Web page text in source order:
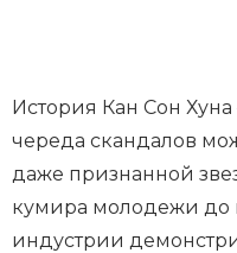
История Кан Сон
череда скандалов
даже признанной
кумира молодежи до
индустрии